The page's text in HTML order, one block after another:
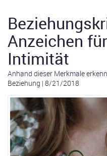
Anzeichen
Intimität
Anhand dieser Merkmale
Beziehung | 8/21/2018